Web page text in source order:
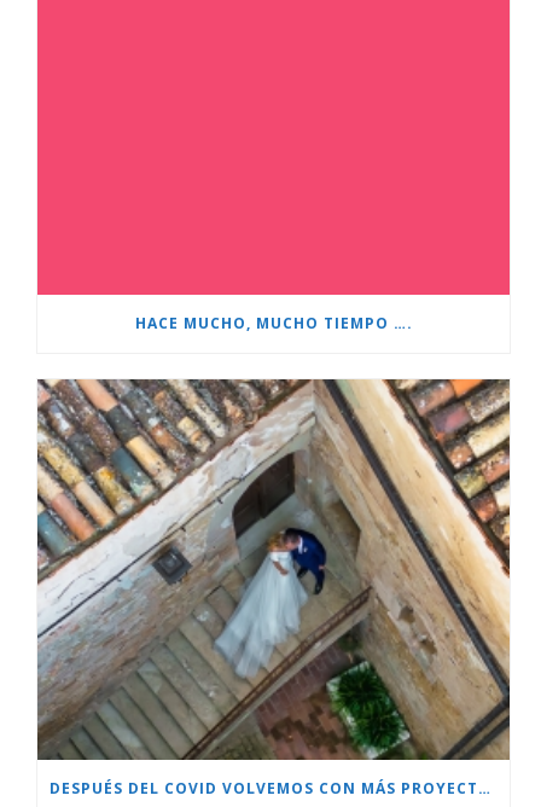
HACE MUCHO, MUCHO TIEMPO ….
DESPUÉS DEL COVID VOLVEMOS CON MÁS PROYECTOS!!!